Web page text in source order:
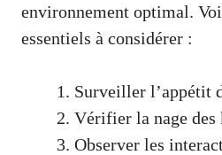
environnement optimal.
essentiels à considérer :
Surveiller l’appétit
Vérifier la nage des
Observer les